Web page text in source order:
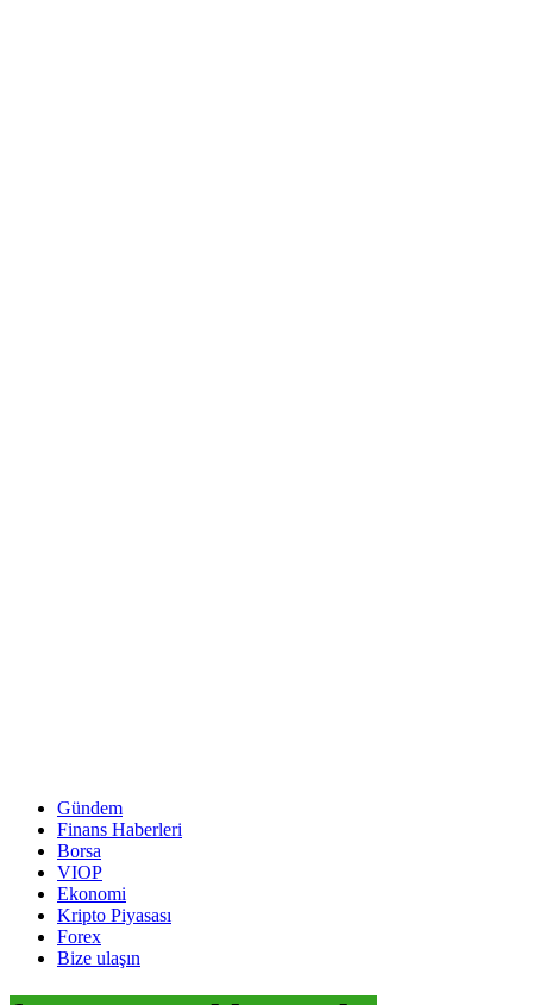
Gündem
Finans Haberleri
Borsa
VIOP
Ekonomi
Kripto Piyasası
Forex
Bize ulaşın